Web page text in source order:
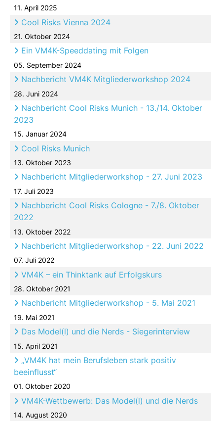
11. April 2025
Cool Risks Vienna 2024
21. Oktober 2024
Ein VM4K-Speeddating mit Folgen
05. September 2024
Nachbericht VM4K Mitgliederworkshop 2024
28. Juni 2024
Nachbericht Cool Risks Munich - 13./14. Oktober
2023
15. Januar 2024
Cool Risks Munich
13. Oktober 2023
Nachbericht Mitgliederworkshop - 27. Juni 2023
17. Juli 2023
Nachbericht Cool Risks Cologne - 7./8. Oktober
2022
13. Oktober 2022
Nachbericht Mitgliederworkshop - 22. Juni 2022
07. Juli 2022
VM4K – ein Thinktank auf Erfolgskurs
28. Oktober 2021
Nachbericht Mitgliederworkshop - 5. Mai 2021
19. Mai 2021
Das Model(l) und die Nerds - Siegerinterview
15. April 2021
„VM4K hat mein Berufsleben stark positiv
beeinflusst“
01. Oktober 2020
VM4K-Wettbewerb: Das Model(l) und die Nerds
14. August 2020